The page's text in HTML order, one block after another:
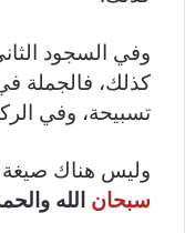
وفي السجود
كذلك، فالجملة
تسبيحة، وفي
وليس هناك صيغة
سبحان الله